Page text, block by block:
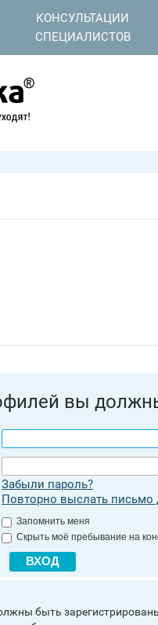
КОНСУЛЬТАЦИИ
СПЕЦИАЛИСТОВ
вы
Забыли пароль?
Повторно выслать письмо
Запомнить меня
Скрыть моё пребывание на
быть